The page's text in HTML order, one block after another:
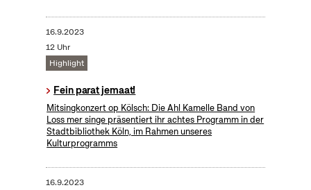
16.9.2023
12 Uhr
Highlight
Fein parat jemaat!
Mitsingkonzert op Kölsch: Die Ahl Kamelle Band von
Loss mer singe präsentiert ihr achtes Programm in der
Stadtbibliothek Köln, im Rahmen unseres
Kulturprogramms
16.9.2023